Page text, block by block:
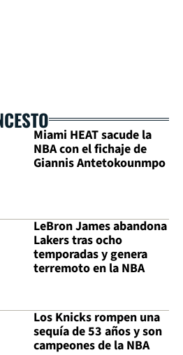
Miami HEAT sacude la
NBA con el fichaje de
Giannis Antetokounmpo
LeBron James abandona
Lakers tras ocho
temporadas y genera
terremoto en la NBA
Los Knicks rompen una
sequía de 53 años y son
campeones de la NBA